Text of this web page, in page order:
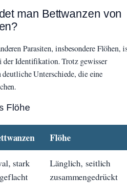
man Bettwanzen von
Parasiten, insbesondere Flöhen,
der Identifikation. Trotz gewisser
Unterschiede, die eine
Flöhe
Flöhe
stark
Länglich, seitlich
zusammengedrückt